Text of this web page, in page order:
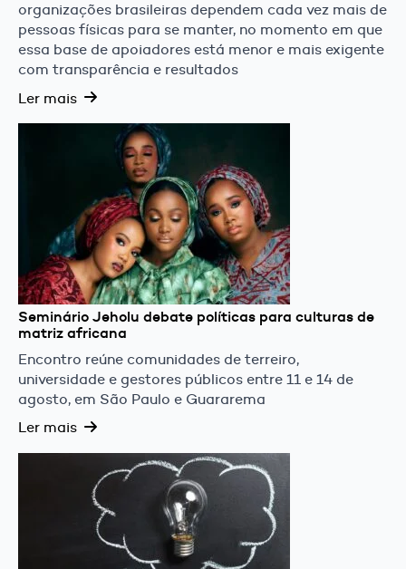
organizações brasileiras dependem cada vez mais de
pessoas físicas para se manter, no momento em que
essa base de apoiadores está menor e mais exigente
com transparência e resultados
Ler mais
Seminário Jeholu debate políticas para culturas de
matriz africana
Encontro reúne comunidades de terreiro,
universidade e gestores públicos entre 11 e 14 de
agosto, em São Paulo e Guararema
Ler mais